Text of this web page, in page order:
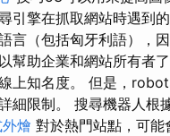
引擎在抓取網站時遇到
言（包括匈牙利語），
幫助企業和網站所有者
上知名度。 但是，
細限制。 搜尋機器人根
燴 對於熱門站點，可